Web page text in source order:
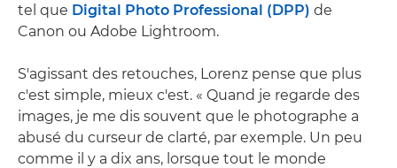
tel que Digital Photo Professional (DPP) de
Canon ou Adobe Lightroom.
S'agissant des retouches, Lorenz pense que plus
c'est simple, mieux c'est. « Quand je regarde des
images, je me dis souvent que le photographe a
abusé du curseur de clarté, par exemple. Un peu
comme il y a dix ans, lorsque tout le monde